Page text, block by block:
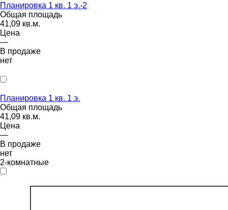
Планировка 1 кв. 1 э.-2
Общая площадь
41,09 кв.м.
Цена
—
В продаже
нет
Планировка 1 кв. 1 э.
Общая площадь
41,09 кв.м.
Цена
—
В продаже
нет
2-комнатные